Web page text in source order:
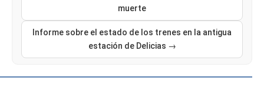
muerte
Informe sobre el estado de los trenes en la antigua
estación de Delicias →